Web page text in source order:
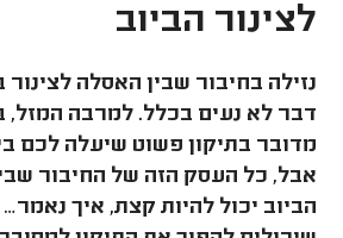
לצינור הביוב
נזילה בחיבור שבין האסלה לצינור
דבר לא נעים בכלל. למרבה המזל,
אבל, כל העסק הזה של החיבור
הביוב יכול להיות קצת, איך